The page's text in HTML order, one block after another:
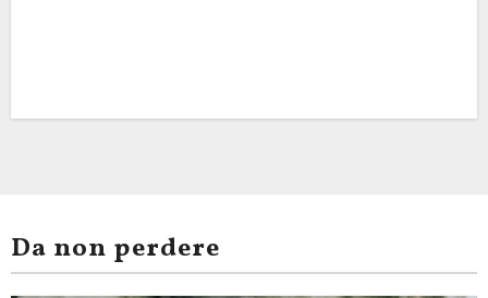
Da non perdere